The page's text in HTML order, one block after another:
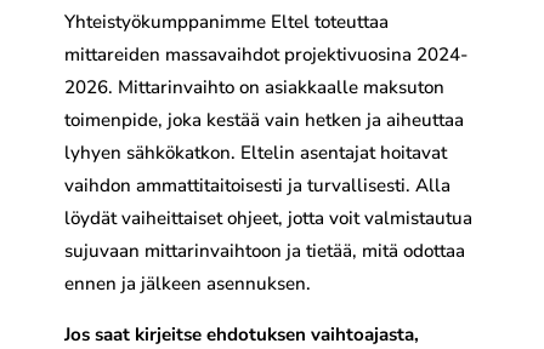
Yhteistyökumppanimme Eltel toteuttaa
mittareiden massavaihdot projektivuosina 2024-
2026. Mittarinvaihto on asiakkaalle maksuton
toimenpide, joka kestää vain hetken ja aiheuttaa
lyhyen sähkökatkon. Eltelin asentajat hoitavat
vaihdon ammattitaitoisesti ja turvallisesti. Alla
löydät vaiheittaiset ohjeet, jotta voit valmistautua
sujuvaan mittarinvaihtoon ja tietää, mitä odottaa
ennen ja jälkeen asennuksen.
Jos saat kirjeitse ehdotuksen vaihtoajasta,